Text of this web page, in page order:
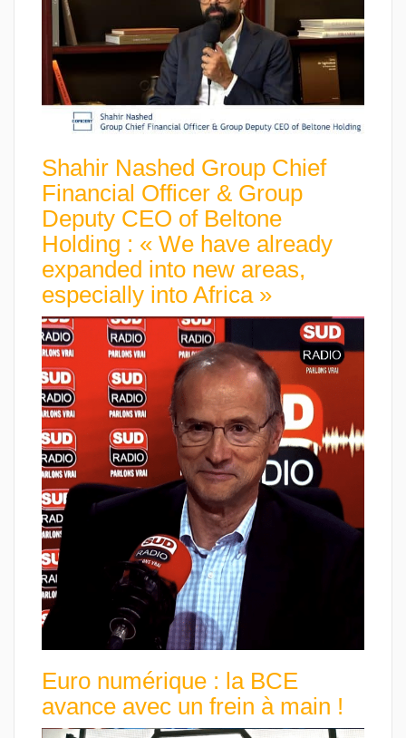
Shahir Nashed Group Chief
Financial Officer & Group
Deputy CEO of Beltone
Holding : « We have already
expanded into new areas,
especially into Africa »
Euro numérique : la BCE
avance avec un frein à main !